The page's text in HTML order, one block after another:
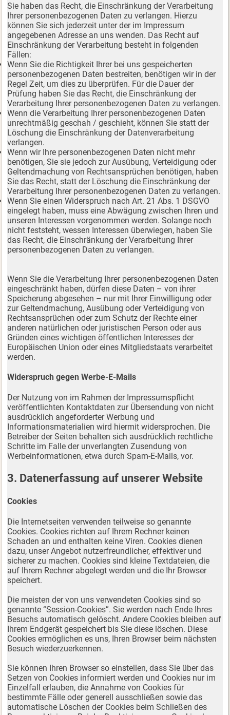
Sie haben das Recht, die Einschränkung der Verarbeitung
Ihrer personenbezogenen Daten zu verlangen. Hierzu
können Sie sich jederzeit unter der im Impressum
angegebenen Adresse an uns wenden. Das Recht auf
Einschränkung der Verarbeitung besteht in folgenden
Fällen:
Wenn Sie die Richtigkeit Ihrer bei uns gespeicherten
personenbezogenen Daten bestreiten, benötigen wir in der
Regel Zeit, um dies zu überprüfen. Für die Dauer der
Prüfung haben Sie das Recht, die Einschränkung der
Verarbeitung Ihrer personenbezogenen Daten zu verlangen.
Wenn die Verarbeitung Ihrer personenbezogenen Daten
unrechtmäßig geschah / geschieht, können Sie statt der
Löschung die Einschränkung der Datenverarbeitung
verlangen.
Wenn wir Ihre personenbezogenen Daten nicht mehr
benötigen, Sie sie jedoch zur Ausübung, Verteidigung oder
Geltendmachung von Rechtsansprüchen benötigen, haben
Sie das Recht, statt der Löschung die Einschränkung der
Verarbeitung Ihrer personenbezogenen Daten zu verlangen.
Wenn Sie einen Widerspruch nach Art. 21 Abs. 1 DSGVO
eingelegt haben, muss eine Abwägung zwischen Ihren und
unseren Interessen vorgenommen werden. Solange noch
nicht feststeht, wessen Interessen überwiegen, haben Sie
das Recht, die Einschränkung der Verarbeitung Ihrer
personenbezogenen Daten zu verlangen.
Wenn Sie die Verarbeitung Ihrer personenbezogenen Daten
eingeschränkt haben, dürfen diese Daten – von ihrer
Speicherung abgesehen – nur mit Ihrer Einwilligung oder
zur Geltendmachung, Ausübung oder Verteidigung von
Rechtsansprüchen oder zum Schutz der Rechte einer
anderen natürlichen oder juristischen Person oder aus
Gründen eines wichtigen öffentlichen Interesses der
Europäischen Union oder eines Mitgliedstaats verarbeitet
werden.
Widerspruch gegen Werbe-E-Mails
Der Nutzung von im Rahmen der Impressumspflicht
veröffentlichten Kontaktdaten zur Übersendung von nicht
ausdrücklich angeforderter Werbung und
Informationsmaterialien wird hiermit widersprochen. Die
Betreiber der Seiten behalten sich ausdrücklich rechtliche
Schritte im Falle der unverlangten Zusendung von
Werbeinformationen, etwa durch Spam-E-Mails, vor.
3. Datenerfassung auf unserer Website
Cookies
Die Internetseiten verwenden teilweise so genannte
Cookies. Cookies richten auf Ihrem Rechner keinen
Schaden an und enthalten keine Viren. Cookies dienen
dazu, unser Angebot nutzerfreundlicher, effektiver und
sicherer zu machen. Cookies sind kleine Textdateien, die
auf Ihrem Rechner abgelegt werden und die Ihr Browser
speichert.
Die meisten der von uns verwendeten Cookies sind so
genannte “Session-Cookies”. Sie werden nach Ende Ihres
Besuchs automatisch gelöscht. Andere Cookies bleiben auf
Ihrem Endgerät gespeichert bis Sie diese löschen. Diese
Cookies ermöglichen es uns, Ihren Browser beim nächsten
Besuch wiederzuerkennen.
Sie können Ihren Browser so einstellen, dass Sie über das
Setzen von Cookies informiert werden und Cookies nur im
Einzelfall erlauben, die Annahme von Cookies für
bestimmte Fälle oder generell ausschließen sowie das
automatische Löschen der Cookies beim Schließen des